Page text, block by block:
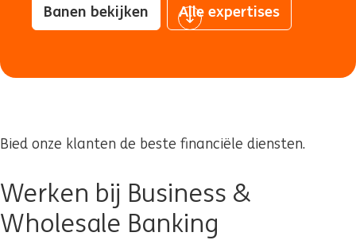
Banen bekijken Alle expertises
Bied onze klanten de beste financiële diensten.
Werken bij Business &
Wholesale Banking